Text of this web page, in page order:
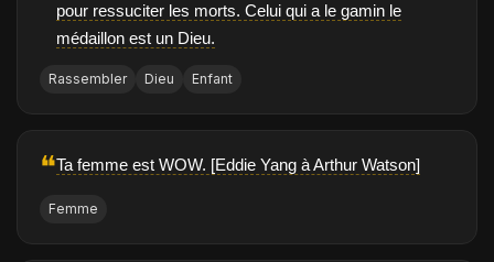
pour ressuciter les morts. Celui qui a le gamin le
médaillon est un Dieu.
Rassembler Dieu Enfant
❝Ta femme est WOW. [Eddie Yang à Arthur Watson]
Femme